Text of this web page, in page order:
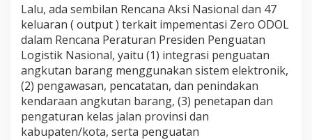
Lalu, ada sembilan Rencana Aksi Nasional dan 47
keluaran ( output ) terkait impementasi Zero ODOL
dalam Rencana Peraturan Presiden Penguatan
Logistik Nasional, yaitu (1) integrasi penguatan
angkutan barang menggunakan sistem elektronik,
(2) pengawasan, pencatatan, dan penindakan
kendaraan angkutan barang, (3) penetapan dan
pengaturan kelas jalan provinsi dan
kabupaten/kota, serta penguatan